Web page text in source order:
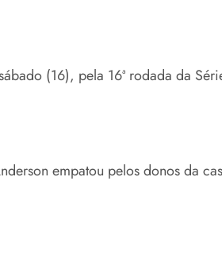
(16), pela 16ª rodada da
empatou pelos donos da